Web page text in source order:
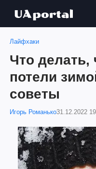
Лайфхаки
Что делать,
потели
советы
Игорь Романько31.12.2022